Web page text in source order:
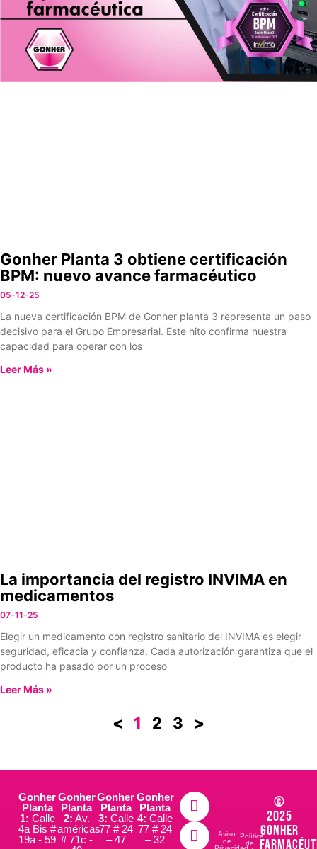
Gonher Planta 3 obtiene certificación
BPM: nuevo avance farmacéutico
05-12-25
La nueva certificación BPM de Gonher planta 3 representa un paso
decisivo para el Grupo Empresarial. Este hito confirma nuestra
capacidad para operar con los
Leer Más »
La importancia del registro INVIMA en
medicamentos
07-11-25
Elegir un medicamento con registro sanitario del INVIMA es elegir
seguridad, eficacia y confianza. Cada autorización garantiza que el
producto ha pasado por un proceso
Leer Más »
< 1 2 3 >
Gonher
Planta
1: Calle
4a Bis #
19a - 59
Gonher
Planta
2: Av.
américas
# 71c -
Gonher
Planta
3: Calle
77 # 24
– 47
Gonher
Planta
4: Calle
77 # 24
– 32
Aviso
de
Política
de
©
2025
Gonher